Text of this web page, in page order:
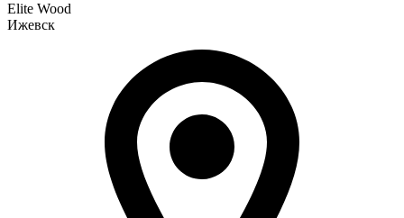
Elite Wood
Ижевск